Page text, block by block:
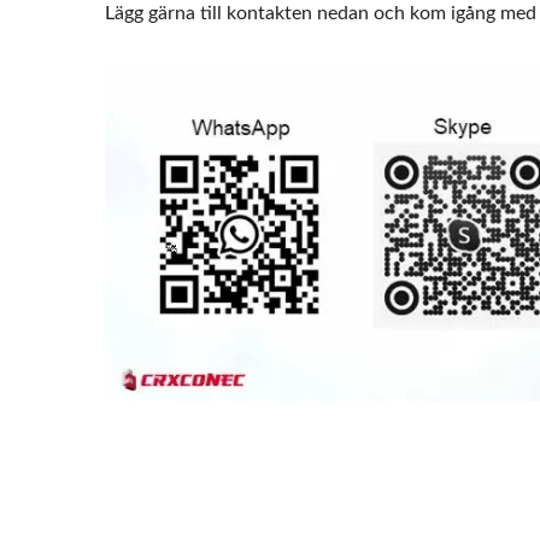
Lägg gärna till kontakten nedan och kom igång med